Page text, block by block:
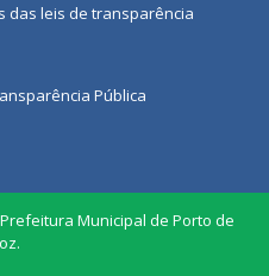
das leis de transparência
Pública
Municipal de Porto de